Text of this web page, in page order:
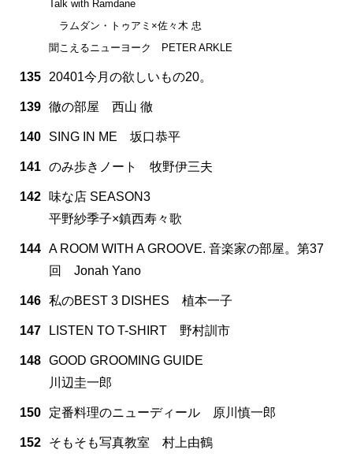
Talk with Ramdane
ラムダン・トゥアミ×佐々木 忠
聞こえるニューヨーク PETER ARKLE
135 20401今月の欲しいもの20。
139 徹の部屋 西山 徹
140 SING IN ME 坂口恭平
141 のみ歩きノート 牧野伊三夫
142
味な店 SEASON3
平野紗季子×鎮西寿々歌
144 A ROOM WITH A GROOVE. 音楽家の部屋。第37
回 Jonah Yano
146 私のBEST 3 DISHES 植本一子
147 LISTEN TO T-SHIRT 野村訓市
148 GOOD GROOMING GUIDE
川辺圭一郎
150 定番料理のニューディール 原川慎一郎
152 そもそも写真教室 村上由鶴